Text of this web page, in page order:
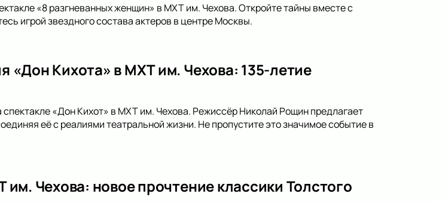
«8 разгневанных женщин» в МХТ им. Чехова. Откройте тайны вместе с
игрой звездного состава актеров в центре Москвы.
«Дон Кихота» в МХТ им. Чехова: 135-летие
спектакле «Дон Кихот» в МХТ им. Чехова. Режиссёр Николай Рощин предлагает
её с реалиями театральной жизни. Не пропустите это значимое событие в
Чехова: новое прочтение классики Толстого